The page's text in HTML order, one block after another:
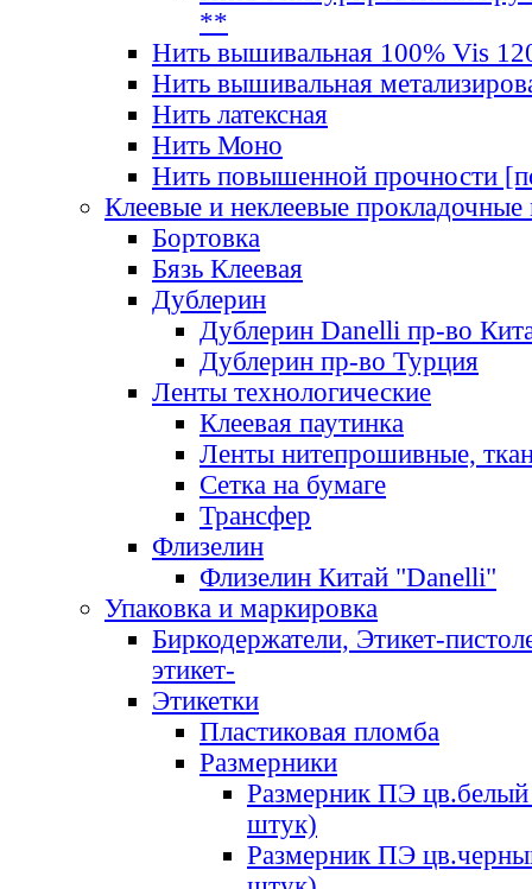
**
Нить вышивальная 100% Vis
Нить вышивальная
Нить латексная
Нить Моно
Нить повышенной прочности
Клеевые и неклеевые прокладочные
Бортовка
Бязь Клеевая
Дублерин
Дублерин Danelli пр-во
Дублерин пр-во Турция
Ленты технологические
Клеевая паутинка
Ленты нитепрошивные,
Сетка на бумаге
Трансфер
Флизелин
Флизелин Китай "Danelli"
Упаковка и маркировка
Биркодержатели, Этикет-
этикет-
Этикетки
Пластиковая пломба
Размерники
Размерник ПЭ цв.белый
штук)
Размерник ПЭ